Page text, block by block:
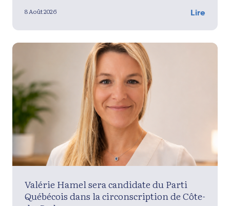
8 Août 2026 Lire
Valérie Hamel sera candidate du Parti
Québécois dans la circonscription de Côte-